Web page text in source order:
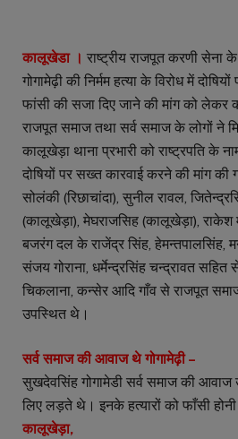
कालूखेडा । राष्ट्रीय राजपूत करणी सेना
गोगामेढ़ी की निर्मम हत्या के विरोध में
फांसी की सजा दिए जाने की मांग को
राजपूत समाज तथा सर्व समाज के लोगों ने
कालूखेड़ा थाना प्रभारी को राष्ट्रपति के
दोषियों पर सख्त कारवाई करने की मांग की
सोलंकी (रिछाचांदा), सुनील रावल,
(कालूखेड़ा), मेघराजसिह (कालूखेड़ा), राकेश
बजरंग दल के राजेंद्र सिंह, हेमन्तपालसिंह,
संजय गोराना, धर्मेन्द्रसिंह चन्द्रावत सहित
चिकलाना, कन्सेर आदि गाँव से राजपूत
उपस्थित थे।
सर्व समाज की आवाज थे गोगामेढ़ी –
सुखदेवसिंह गोगामेडी सर्व समाज की
लिए लड़ते थे। इनके हत्यारों को फाँसी होनी
कालूखेड़ा,